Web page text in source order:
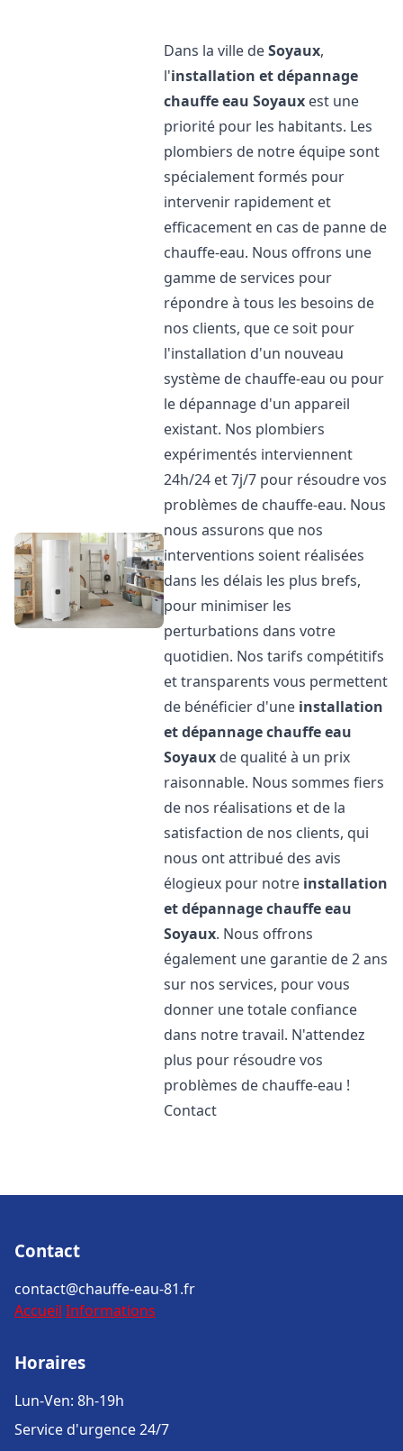
Dans la ville deSoyaux,
l'installation et dépannage
chauffe eau Soyaux est une
priorité pour les habitants. Les
plombiers de notre équipe sont
spécialement formés pour
intervenir rapidement et
efficacement en cas de panne de
chauffe-eau. Nous offrons une
gamme de services pour
répondre à tous les besoins de
nos clients, que ce soit pour
l'installation d'un nouveau
système de chauffe-eau ou pour
le dépannage d'un appareil
existant. Nos plombiers
expérimentés interviennent
24h/24 et 7j/7 pour résoudre vos
problèmes de chauffe-eau. Nous
nous assurons que nos
interventions soient réalisées
dans les délais les plus brefs,
pour minimiser les
perturbations dans votre
quotidien. Nos tarifs compétitifs
et transparents vous permettent
de bénéficier d'une installation
et dépannage chauffe eau
Soyaux de qualité à un prix
raisonnable. Nous sommes fiers
de nos réalisations et de la
satisfaction de nos clients, qui
nous ont attribué des avis
élogieux pour notre installation
et dépannage chauffe eau
Soyaux. Nous offrons
également une garantie de 2 ans
sur nos services, pour vous
donner une totale confiance
dans notre travail. N'attendez
plus pour résoudre vos
problèmes de chauffe-eau !
Contact
Contact
contact@chauffe-eau-81.fr
Accueil Informations
Horaires
Lun-Ven: 8h-19h
Service d'urgence 24/7